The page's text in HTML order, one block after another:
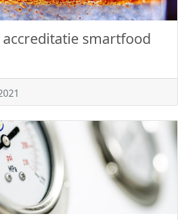
accreditatie smartfood